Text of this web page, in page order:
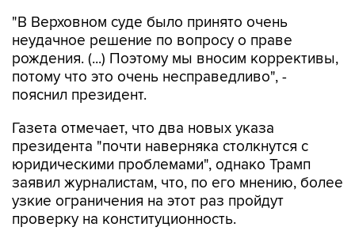
"В Верховном суде было принято очень
неудачное решение по вопросу о праве
рождения. (...) Поэтому мы вносим коррективы,
потому что это очень несправедливо", -
пояснил президент.
Газета отмечает, что два новых указа
президента "почти наверняка столкнутся с
юридическими проблемами", однако Трамп
заявил журналистам, что, по его мнению, более
узкие ограничения на этот раз пройдут
проверку на конституционность.